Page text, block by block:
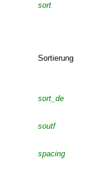
sort
Sortierung
sort_de
soutf
spacing